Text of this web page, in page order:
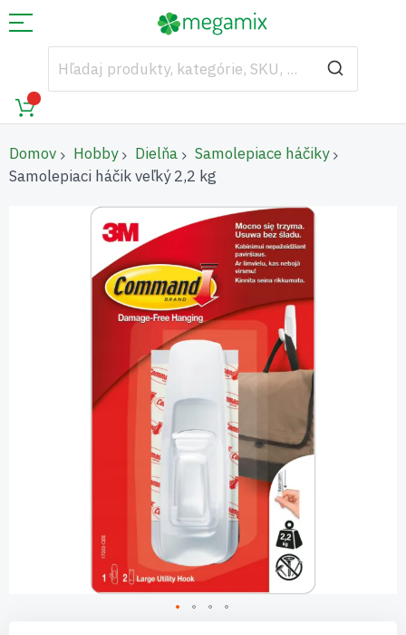
Domov Hobby Dielňa
Samolepiace háčiky
Samolepiaci háčik veľký 2,2 kg